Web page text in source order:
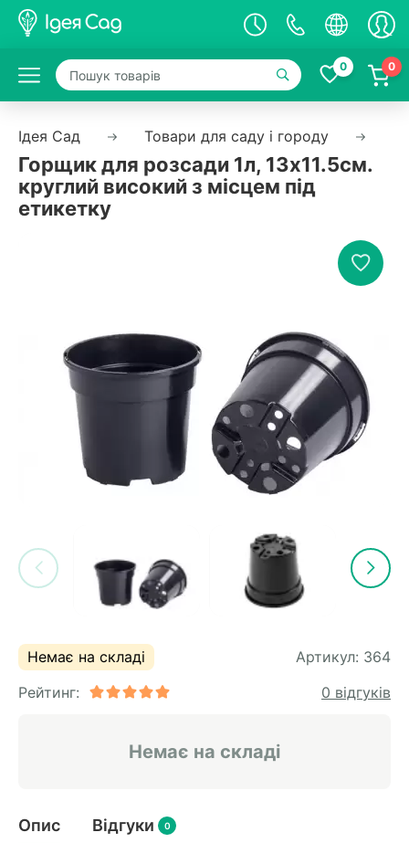
0 0
Ідея Сад Товари для саду і городу
Горщик для розсади 1л, 13х11.5см.
круглий високий з місцем під
етикетку
Немає на складі Артикул: 364
Рейтинг:
0 відгуків
Немає на складі
Опис Відгуки 0